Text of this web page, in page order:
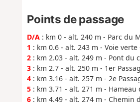
Points de passage
D/A: km 0 - alt. 240 m - Parc du
1 : km 0.6 - alt. 243 m - Voie verte
2: km 2.03 - alt. 249 m - Pont du
3: km 2.7 - alt. 250 m - 1er
4: km 3.16 - alt. 257 m - 2e
5: km 3.71 - alt. 271 m - Hameau
6: km 4.49 - alt. 274 m - Chemin